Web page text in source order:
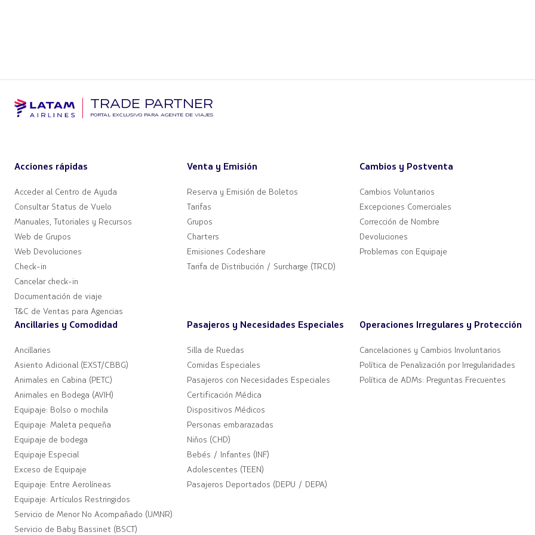
TRADE PARTNER
PORTAL EXCLUSIVO PARA AGENTE DE VIAJES
Acciones rápidas
Acceder al Centro de Ayuda
Consultar Status de Vuelo
Manuales, Tutoriales y Recursos
Web de Grupos
Web Devoluciones
Check-in
Cancelar check-in
Documentación de viaje
T&C de Ventas para Agencias
Venta y Emisión
Reserva y Emisión de Boletos
Tarifas
Grupos
Charters
Emisiones Codeshare
Tarifa de Distribución / Surcharge (TRCD)
Cambios y Postventa
Cambios Voluntarios
Excepciones Comerciales
Corrección de Nombre
Devoluciones
Problemas con Equipaje
Ancillaries y Comodidad
Ancillaries
Asiento Adicional (EXST/CBBG)
Animales en Cabina (PETC)
Animales en Bodega (AVIH)
Equipaje: Bolso o mochila
Equipaje: Maleta pequeña
Equipaje de bodega
Equipaje Especial
Exceso de Equipaje
Equipaje: Entre Aerolíneas
Equipaje: Artículos Restringidos
Servicio de Menor No Acompañado (UMNR)
Servicio de Baby Bassinet (BSCT)
Pasajeros y Necesidades Especiales
Silla de Ruedas
Comidas Especiales
Pasajeros con Necesidades Especiales
Certificación Médica
Dispositivos Médicos
Personas embarazadas
Niños (CHD)
Bebés / Infantes (INF)
Adolescentes (TEEN)
Pasajeros Deportados (DEPU / DEPA)
Operaciones Irregulares y Protección
Cancelaciones y Cambios Involuntarios
Política de Penalización por Irregularidades
Política de ADMs: Preguntas Frecuentes